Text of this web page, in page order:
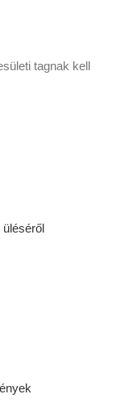
tagnak kell